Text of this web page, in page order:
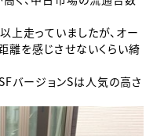
走っていましたが、オー
離を感じさせないくらい綺
バージョンSは人気の高さ